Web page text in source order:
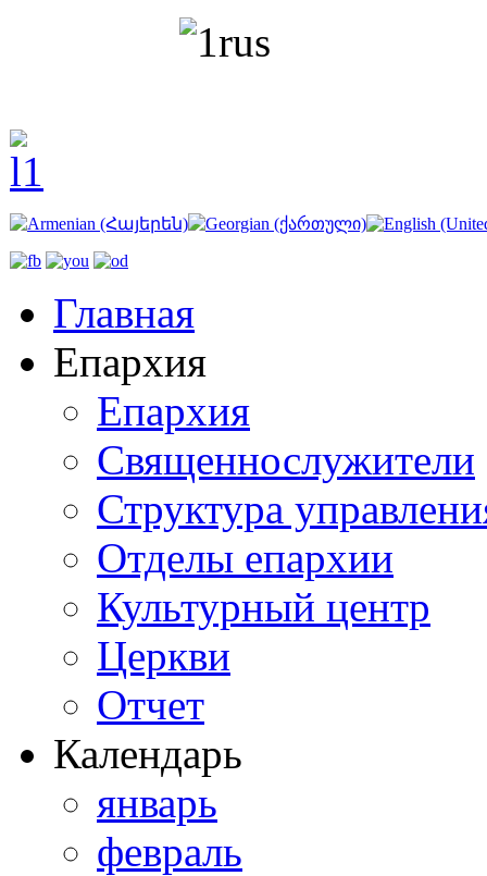
Главная
Епархия
Епархия
Священнослужители
Структура
Отделы епархии
Культурный центр
Церкви
Отчет
Календарь
январь
февраль